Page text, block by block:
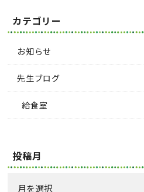
カテゴリー
お知らせ
先生ブログ
給食室
投稿月